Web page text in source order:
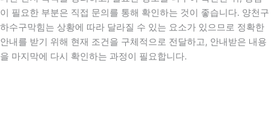
이 필요한 부분은 직접 문의를 통해 확인하는 것이 좋습니다. 양천구
하수구막힘는 상황에 따라 달라질 수 있는 요소가 있으므로 정확한
안내를 받기 위해 현재 조건을 구체적으로 전달하고, 안내받은 내용
을 마지막에 다시 확인하는 과정이 필요합니다.